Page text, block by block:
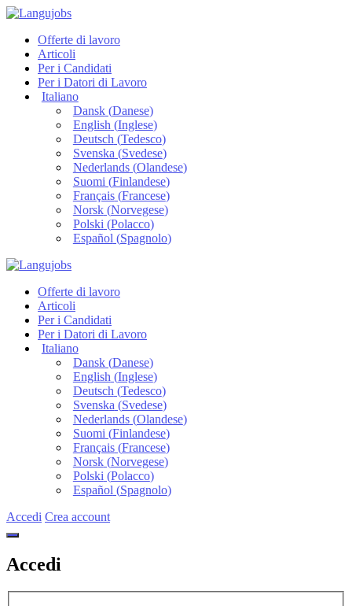
Offerte di lavoro
Articoli
Per i Candidati
Per i Datori di Lavoro
Italiano
Dansk(Danese)
English (Inglese)
Deutsch (Tedesco)
Svenska (Svedese)
Nederlands(Olandese)
Suomi (Finlandese)
Français(Francese)
Norsk(Norvegese)
Polski (Polacco)
Español (Spagnolo)
Offerte di lavoro
Articoli
Per i Candidati
Per i Datori di Lavoro
Italiano
Dansk(Danese)
English (Inglese)
Deutsch (Tedesco)
Svenska (Svedese)
Nederlands(Olandese)
Suomi (Finlandese)
Français(Francese)
Norsk(Norvegese)
Polski (Polacco)
Español (Spagnolo)
Accedi Crea account
Accedi